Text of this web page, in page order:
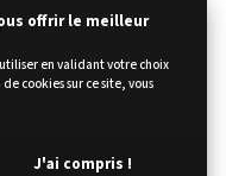
offrir le meilleur
en validant votre choix
cookies sur ce site, vous
J'ai compris !